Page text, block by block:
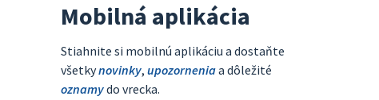
Mobilná aplikácia
Stiahnite si mobilnú aplikáciu a dostaňte
všetkynovinky, upozorneniaa dôležité
oznamydo vrecka.